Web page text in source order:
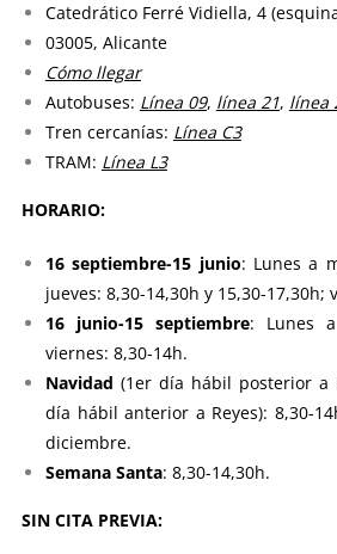
Catedrático Ferré Vidiella, 4
03005, Alicante
Cómo llegar
Autobuses: Línea 09, línea 21, línea
Tren cercanías: Línea C3
TRAM: Línea L3
HORARIO:
16 septiembre-15 junio: Lunes a
jueves: 8,30-14,30h y 15,30-17,30h;
16 junio-15 septiembre: Lunes a
viernes: 8,30-14h.
Navidad (1er día hábil posterior a
día hábil anterior a Reyes): 8,30-
diciembre.
Semana Santa: 8,30-14,30h.
SIN CITA PREVIA: